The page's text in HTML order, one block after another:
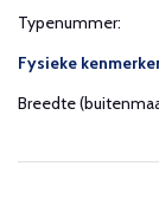
Typenummer:
Fysieke
Breedte